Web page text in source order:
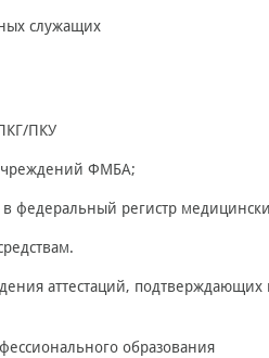
служащих
ПКУ
ФМБА;
федеральный регистр
аттестаций,
образования